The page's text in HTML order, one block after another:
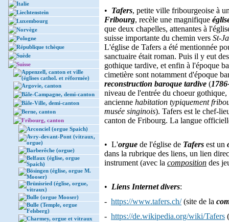
Italie
Liechtenstein
Luxembourg
Norvège
Pologne
République tchèque
Suède
Suisse
Appenzell, canton et ville
(églises cathol. et réformée)
Argovie, canton
Bâle-Campagne, demi-canton
Bâle-Ville, demi-canton
Berne, canton
Fribourg, canton
Arconciel (orgue Spaich)
Avry-devant-Pont (vitraux,
orgue)
Barberêche (orgue)
Belfaux (église, orgue
Spaich)
Bösingen (église, orgue M.
Mooser)
Brünisried (église, orgue,
vitraux)
Bulle (orgue Mooser)
Bulle (Temple, orgue
Felsberg)
Charmey, orgue et vitraux
• Tafers, petite ville fribourgeoise à
Fribourg, recèle une magnifique
que deux chapelles, attenantes à
suisse importante du chemin vers St-
L'église de Tafers a été mentionnée
sanctuaire était roman. Puis il y eut
gothique tardive, et enfin à l'époque
cimetière sont notamment d'époque
reconstruction baroque tardive (
niveau de l'entrée du choeur
ancienne habitation typiquement
musée singinois). Tafers est le chef-
canton de Fribourg. La langue
• L'orgue de l'église de Tafers est un
dans la rubrique des liens, un lien
instrument (avec la composition des
• Liens Internet divers:
- https://www.tafers.ch/(site de la
- https://de.wikipedia.org/wiki/Tafers